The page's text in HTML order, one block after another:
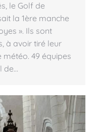
le Golf de
la 1ère manche
». Ils sont
à avoir tiré leur
météo. 49 équipes
de…